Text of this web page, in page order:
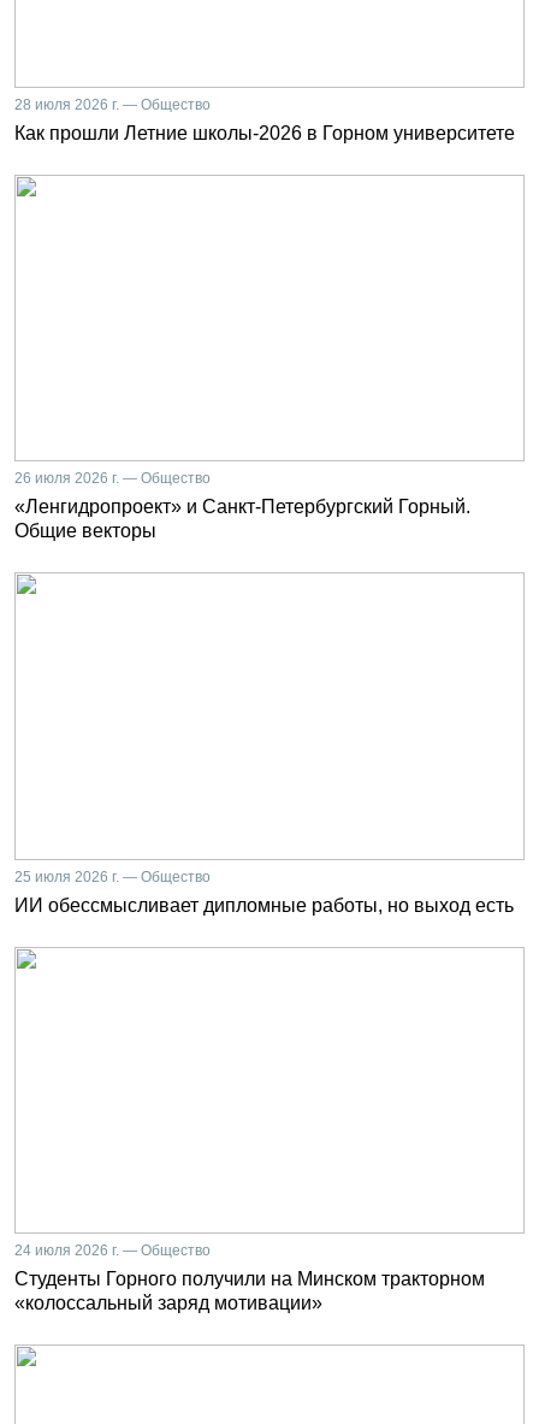
28 июля 2026 г. — Общество
Как прошли Летние школы-2026 в Горном университете
26 июля 2026 г. — Общество
«Ленгидропроект» и Санкт-Петербургский Горный.
Общие векторы
25 июля 2026 г. — Общество
ИИ обессмысливает дипломные работы, но выход есть
24 июля 2026 г. — Общество
Студенты Горного получили на Минском тракторном
«колоссальный заряд мотивации»